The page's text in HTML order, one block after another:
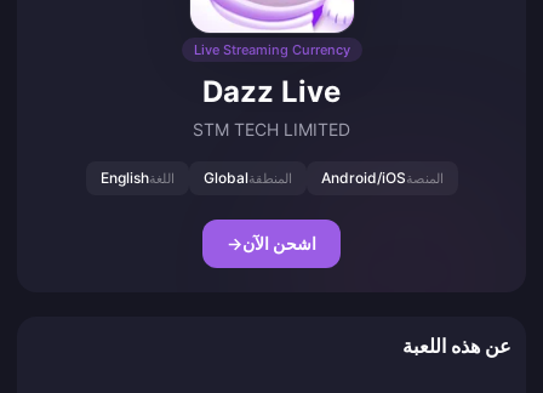
Live Streaming Currency
Dazz Live
STM TECH LIMITED
المنصةAndroid/iOS المنطقةGlobal اللغةEnglish
اشحن الآن→
عن هذه اللعبة